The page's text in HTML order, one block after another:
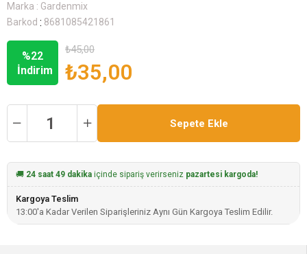
Marka : Gardenmix
Barkod : 8681085421861
%22
İndirim
₺45,00
₺35,00
🚚 24 saat 49 dakika içinde sipariş verirseniz pazartesi kargoda!
Kargoya Teslim
13:00'a Kadar Verilen Siparişleriniz Aynı Gün Kargoya Teslim Edilir.